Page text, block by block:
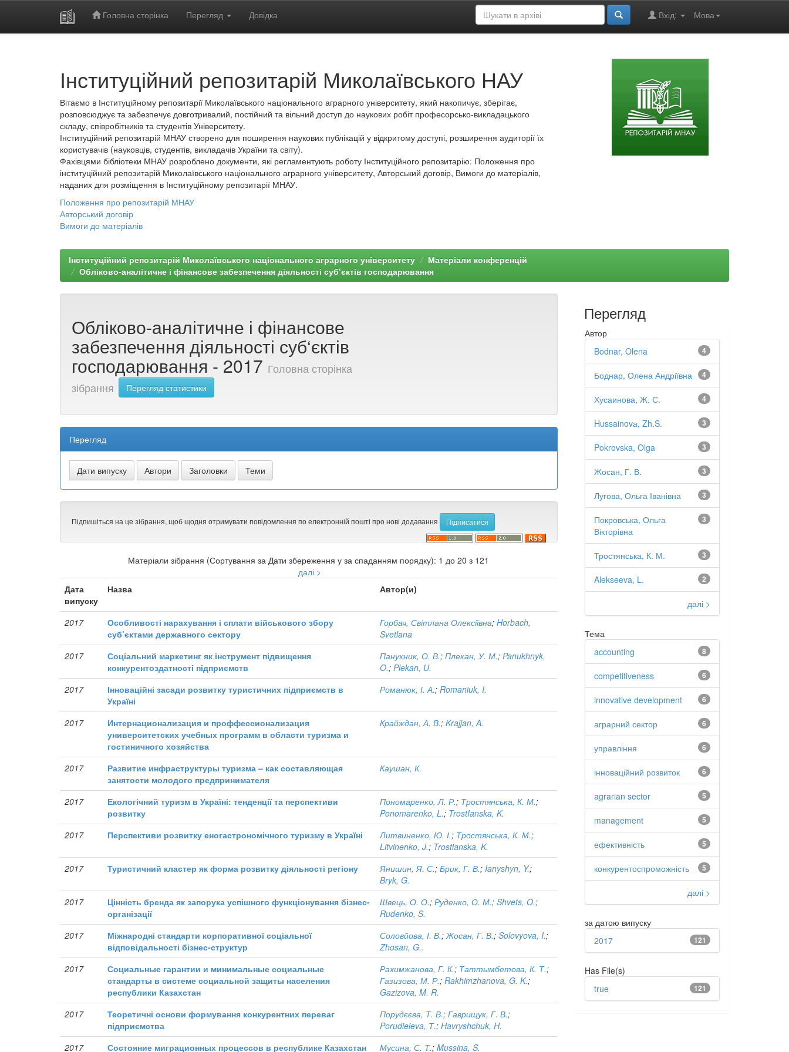
Головна сторінка Перегляд Довідка Мова
Вхід:
Інституційний репозитарій Миколаївського НАУ
Вітаємо в Інституційному репозитарії Миколаївського національного аграрного університету, який накопичує, зберігає,
розповсюджує та забезпечує довготривалий, постійний та вільний доступ до наукових робіт професорсько-викладацького
складу, співробітників та студентів Університету.
Інституційний репозитарій МНАУ створено для поширення наукових публікацій у відкритому доступі, розширення аудиторії їх
користувачів (науковців, студентів, викладачів України та світу).
Фахівцями бібліотеки МНАУ розроблено документи, які регламентують роботу Інституційного репозитарію: Положення про
інституційний репозитарій Миколаївського національного аграрного університету, Авторський договір, Вимоги до матеріалів,
наданих для розміщення в Інституційному репозитарії МНАУ.
Положення про репозитарій МНАУ
Авторський договір
Вимоги до матеріалів
Інституційний репозитарій Миколаївського національного аграрного університету
Матеріали конференцій
Обліково-аналітичне і фінансове забезпечення діяльності суб‘єктів господарювання
Обліково-аналітичне і фінансове
забезпечення діяльності суб‘єктів
господарювання - 2017 Головна сторінка
зібрання
Перегляд статистики
Перегляд
Підпишіться на це зібрання, щоб щодня отримувати повідомлення по електронній пошті про нові додавання
Матеріали зібрання (Сортування за Дати збереження у за спаданням порядку): 1 до 20 з 121
далі >
Дата
випуску
Назва Автор(и)
2017
Особливості нарахування і сплати військового збору
суб’єктами державного сектору
Горбач, Світлана Олексіївна;Horbach,
Svetlana
2017
Соціальний маркетинг як інструмент підвищення
конкурентоздатності підприємств
Панухник, О. В.;Плекан, У. М.;Panukhnyk,
O.;Plekan, U.
2017
Інноваційні засади розвитку туристичних підприємств в
Україні
Романюк, І. А.;Romaniuk, I.
2017
Интернационализация и проффессионализация
университетских учебных программ в области туризма и
гостиничного хозяйства
Крайждан, А. В.;Krajjan, A.
2017
Развитие инфраструктуры туризма – как составляющая
занятости молодого предпринимателя
Каушан, К.
2017
Екологічний туризм в Україні: тенденції та перспективи
розвитку
Пономаренко, Л. Р.; Тростянська, К. М.;
Ponomarenko, L.; TrostIanska, K.
2017
Перспективи розвитку еногастрономічного туризму в Україні Литвиненко, Ю. І.; Тростянська, К. М.;
Litvinenko, J.; Trostianska, K.
2017
Туристичний кластер як форма розвитку діяльності регіону Янишин, Я. С.;Брик, Г. В.;Ianyshyn, Y.;
Bryk, G.
2017
Цінність бренда як запорука успішного функціонування бізнес-
організації
Швець, О. О.;Руденко, О. М.;Shvets, O.;
Rudenko, S.
2017
Міжнародні стандарти корпоративної соціальної
відповідальності бізнес-структур
Соловйова, І. В.;Жосан, Г. В.;Solovyova, I.;
Zhosan, G..
2017
Социальные гарантии и минимальные социальные
стандарты в системе социальной защиты населения
республики Казахстан
Рахимжанова, Г. К.; Таттымбетова, К. Т.;
Газизова, М. Р.;Rakhimzhanova, G. K.;
Gazizova, M. R.
2017
Теоретичні основи формування конкурентних переваг
підприємства
Порудєєва, Т. В.;Гаврищук, Г. В.;
Porudieieva, Т.;Havryshchuk, H.
2017
Состояние миграционных процессов в республике Казахстан Мусина, С. Т.;Mussina, S.
Перегляд
Автор
4
Bodnar, Olena
4
Боднар, Олена Андріївна
4
Хусаинова, Ж. С.
3
Hussainovа, Zh.S.
3
Pokrovska, Olga
3
Жосан, Г. В.
3
Лугова, Ольга Іванівна
3
Покровська, Ольга
Вікторівна
3
Тростянська, К. М.
2
Alekseeva, L.
далі >
Тема
8
accounting
6
competitiveness
6
innovative development
6
аграрний сектор
6
управління
6
інноваційний розвиток
5
agrarian sector
5
management
5
ефективність
5
конкурентоспроможність
далі >
за датою випуску
121
2017
Has File(s)
121
true